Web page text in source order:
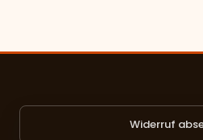
Widerruf